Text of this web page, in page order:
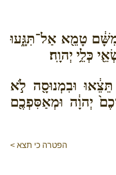
מִשָּׁ֔ם טָמֵ֖א אַל־תִּגָּ֑עוּ
כְּלֵ֥י יְהוָֽה׃
וּבִמְנוּסָ֖ה לֹ֣א
יְהוָ֔ה וּמְאַסִּפְכֶ֖ם
הפטרה כי תצא >